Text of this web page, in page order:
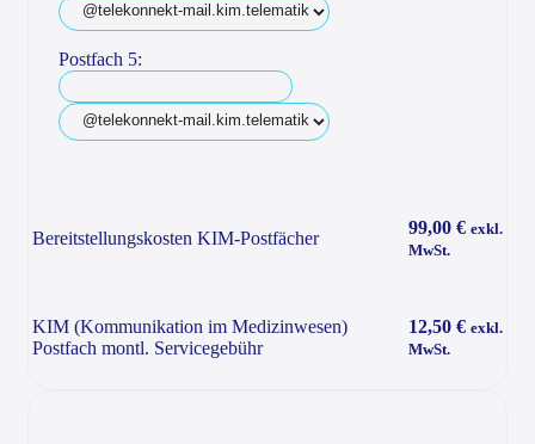
Postfach 5:
Bereitstellungskosten KIM-Postfächer
99,00 € exkl.
MwSt.
KIM (Kommunikation im Medizinwesen)
Postfach montl. Servicegebühr
12,50 € exkl.
MwSt.